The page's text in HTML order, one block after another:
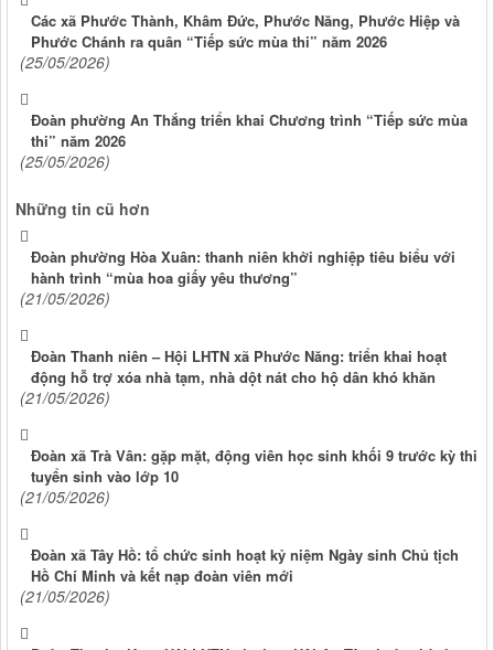
Các xã Phước Thành, Khâm Đức, Phước Năng, Phước Hiệp và
Phước Chánh ra quân “Tiếp sức mùa thi” năm 2026
(25/05/2026)
Đoàn phường An Thắng triển khai Chương trình “Tiếp sức mùa
thi” năm 2026
(25/05/2026)
Những tin cũ hơn
Đoàn phường Hòa Xuân: thanh niên khởi nghiệp tiêu biểu với
hành trình “mùa hoa giấy yêu thương”
(21/05/2026)
Đoàn Thanh niên – Hội LHTN xã Phước Năng: triển khai hoạt
động hỗ trợ xóa nhà tạm, nhà dột nát cho hộ dân khó khăn
(21/05/2026)
Đoàn xã Trà Vân: gặp mặt, động viên học sinh khối 9 trước kỳ thi
tuyển sinh vào lớp 10
(21/05/2026)
Đoàn xã Tây Hồ: tổ chức sinh hoạt kỷ niệm Ngày sinh Chủ tịch
Hồ Chí Minh và kết nạp đoàn viên mới
(21/05/2026)